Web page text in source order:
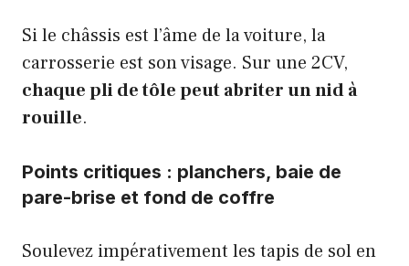
Si le châssis est l’âme de la voiture, la
carrosserie est son visage. Sur une 2CV,
chaque pli de tôle peut abriter un nid à
rouille.
Points critiques : planchers, baie de
pare-brise et fond de coffre
Soulevez impérativement les tapis de sol en